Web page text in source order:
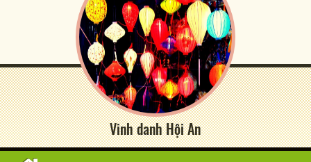
Vinh danh Hội An